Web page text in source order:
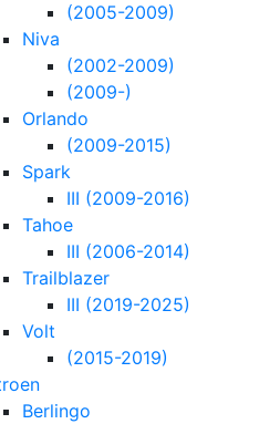
(2005-2009)
Niva
(2002-2009)
(2009-)
Orlando
(2009-2015)
Spark
III (2009-2016)
Tahoe
III (2006-2014)
Trailblazer
III (2019-2025)
Volt
(2015-2019)
Berlingo